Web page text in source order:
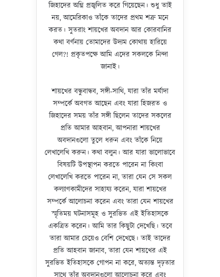
জিহাদের অগ্নি প্রজ্বলিত করে গিয়েছেন। শুধু তাই
নয়, আমেরিকাও তাঁকে তাদের প্রথম শত্রু মনে
করত। সুতরাং শায়খের অবদান আর কোরবানির
কথা বর্ণনায় তোমাদের উদ্যম কোথায় হারিয়ে
গেল?! প্রকৃতপক্ষে আমি এদের সকলকে নিন্দা
জানাই।
শায়খের বন্ধুবান্ধব, সঙ্গী-সাথি, যারা তাঁর মর্যাদা
সম্পর্কে অবগত আছেন এবং যারা হিজরত ও
জিহাদের সময় তাঁর সঙ্গী ছিলেন তাদের সকলের
প্রতি আমার আহবান, আপনারা শায়খের
অবদানগুলো তুলে ধরুন এবং তাঁকে নিয়ে
লেখালেখি করুন। কথা বলুন। আর যারা ভালোভাবে
বিষয়টি উপস্থাপন করতে পারেন না কিংবা
লেখালেখি করতে পারেন না, তারা যেন সে সকল
কল্যাণকামীদের সাহায্য করেন, যারা শায়খের
সম্পর্কে আলোচনা করেন এবং তারা যেন শায়খের
স্মৃতিময় ঘটনাসমূহ ও সুরভিত এই ইতিহাসকে
একত্রিত করেন। আমি তার কিছুটা দেখেছি। তবে
তারা আমার চেয়েও বেশি দেখেছে। তাই তাদের
প্রতি আহবান জানাব, তারা যেন শায়খের এই
সুরভিত ইতিহাসকে গোপন না করে, অত্যন্ত দৃঢ়তার